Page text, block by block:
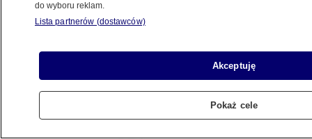
do wyboru reklam.
Lista partnerów (dostawców)
Akceptuję
Pokaż cele